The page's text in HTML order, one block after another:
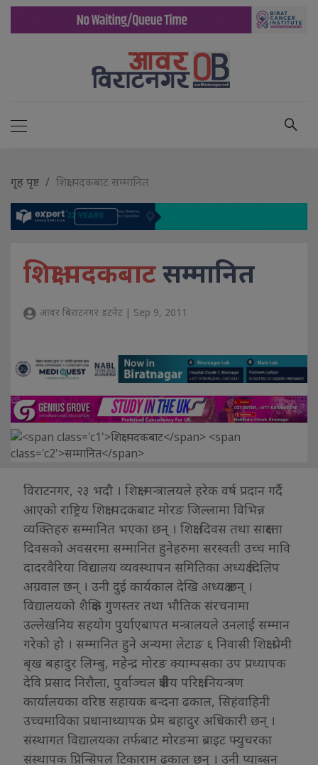
गृह पृष्ट शिक्षा पदकबाट सम्मानित
शिक्षा पदकबाटसम्मानित
आवर बिराटनगर डटनेट | Sep 9, 2011
विराटनगर, २३ भदौ । शिक्षा मन्त्रालयले हरेक वर्ष प्रदान गर्दै
आएको राष्ट्रिय शिक्षा पदकबाट मोरङ जिल्लामा विभिन्न
व्यक्तिहरु सम्मानित भएका छन् । शिक्षा दिवस तथा साक्षरता
दिवसको अवसरमा सम्मानित हुनेहरुमा सरस्वती उच्च मावि
दादरवैरिया विद्यालय व्यवस्थापन समितिका अध्यक्ष दिलिप
अग्रवाल छन् । उनी दुई कार्यकाल देखि अध्यक्ष छन् ।
विद्यालयको शैक्षिक गुणस्तर तथा भौतिक संरचनामा
उल्लेखनिय सहयोग पुर्याएबापत मन्त्रालयले उनलाई सम्मान
गरेको हो । सम्मानित हुने अन्यमा लेटाङ ६ निवासी शिक्षा प्रेमी
बृख बहादुर लिम्बु, महेन्द्र मोरङ क्याम्पसका उप प्रध्यापक
देवि प्रसाद निरौला, पुर्वाञ्चल क्षेत्रीय परिक्षा नियन्त्रण
कार्यालयका वरिष्ठ सहायक बन्दना ढकाल, सिहंवाहिनी
उच्चमाविका प्रधानाध्यापक प्रेम बहादुर अधिकारी छन् ।
संस्थागत विद्यालयका तर्फबाट मोरङमा ब्राइट फ्युचरका
संस्थापक प्रिन्सिपल टिकाराम ढकाल छन् । उनी प्याब्सन